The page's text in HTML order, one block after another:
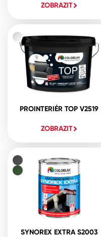
ZOBRAZIT
PROINTERIÉR TOP V2519
ZOBRAZIT
SYNOREX EXTRA S2003